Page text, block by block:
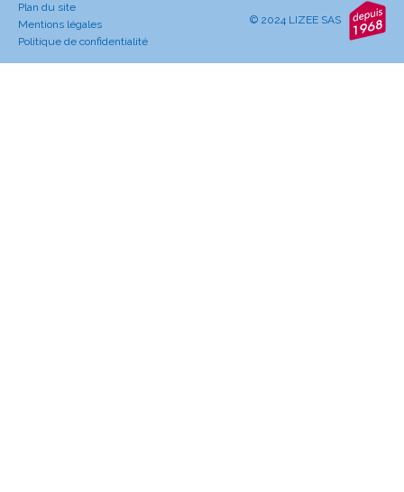
Plan du site
Mentions légales
Politique de confidentialité
© 2024 LIZEE SAS